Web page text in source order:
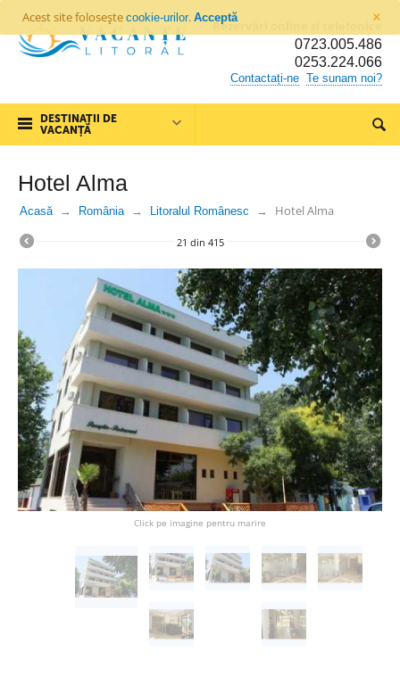
×
Acest site folosește cookie-urilor. Acceptă
Rezervări online si telefonice
0723.005.486
0253.224.066
Contactați-ne Te sunam noi?
DESTINAȚII DE
VACANȚĂ
Hotel Alma
Acasă România Litoralul Românesc Hotel Alma
21 din 415
Click pe imagine pentru marire